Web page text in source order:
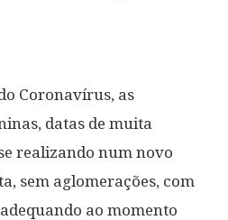
Coronavírus, as
datas de muita
realizando num novo
sem aglomerações, com
ao momento